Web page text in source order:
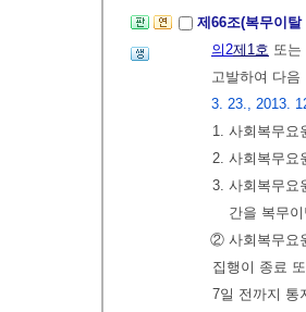
제66조(복무이
의2제1호 또는
고발하여 다
3. 23., 2013.
1. 사회복무요
2. 사회복무요
3. 사회복무요
간을 복무
② 사회복무요
집행이 종료
7일 전까지